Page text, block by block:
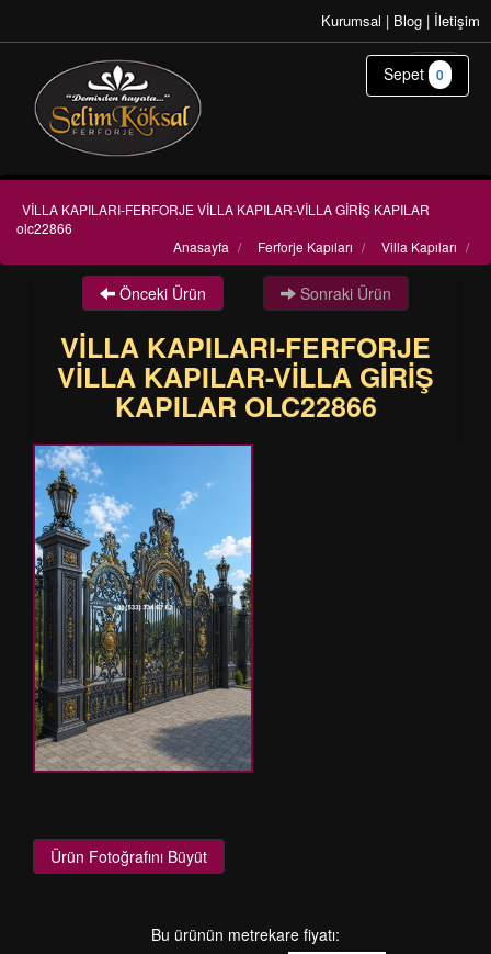
Kurumsal | Blog | İletişim
VİLLA KAPILARI-FERFORJE VİLLA KAPILAR-VİLLA GİRİŞ KAPILAR
olc22866
Villa Kapıları /
Ferforje Kapıları /
Anasayfa /
Önceki Ürün Sonraki Ürün
VİLLA KAPILARI-FERFORJE
VİLLA KAPILAR-VİLLA GİRİŞ
KAPILAR OLC22866
Ürün Fotoğrafını Büyüt
Bu ürünün metrekare fiyatı:
Sepet 0